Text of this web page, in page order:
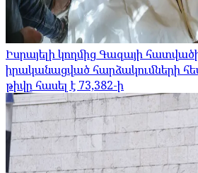
Իսրայելի կողմից Գազայի
իրականացված հարձակումների
թիվը հասել է 73,382-ի